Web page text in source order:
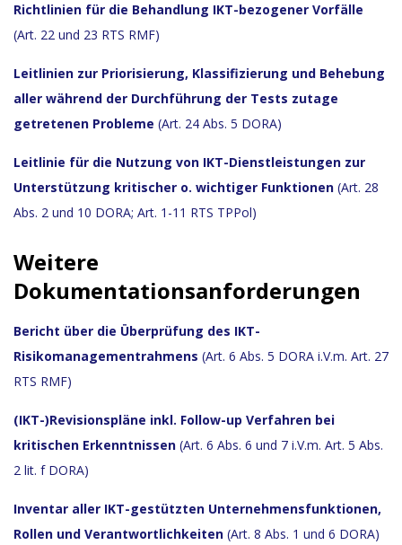
Richtlinien für die Behandlung IKT-bezogener Vorfälle
(Art. 22 und 23 RTS RMF)
Leitlinien zur Priorisierung, Klassifizierung und Behebung
aller während der Durchführung der Tests zutage
getretenen Probleme (Art. 24 Abs. 5 DORA)
Leitlinie für die Nutzung von IKT-Dienstleistungen zur
Unterstützung kritischer o. wichtiger Funktionen (Art. 28
Abs. 2 und 10 DORA; Art. 1-11 RTS TPPol)
Weitere
Dokumentationsanforderungen
Bericht über die Überprüfung des IKT-
Risikomanagementrahmens (Art. 6 Abs. 5 DORA i.V.m. Art. 27
RTS RMF)
(IKT-)Revisionspläne inkl. Follow-up Verfahren bei
kritischen Erkenntnissen (Art. 6 Abs. 6 und 7 i.V.m. Art. 5 Abs.
2 lit. f DORA)
Inventar aller IKT-gestützten Unternehmensfunktionen,
Rollen und Verantwortlichkeiten (Art. 8 Abs. 1 und 6 DORA)